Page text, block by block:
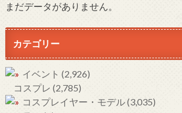
まだデータがありません。
カテゴリー
イベント (2,926)
コスプレ (2,785)
コスプレイヤー・モデル(3,035)